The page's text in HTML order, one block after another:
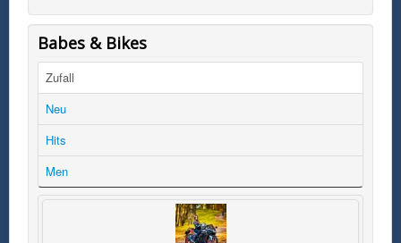
Babes & Bikes
Zufall
Neu
Hits
Men